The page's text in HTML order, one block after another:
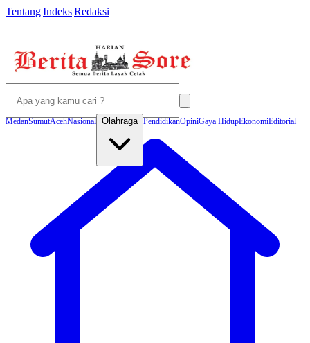
Tentang|Indeks|Redaksi
MedanSumutAcehNasional Olahraga PendidikanOpiniGaya HidupEkonomiEditorial